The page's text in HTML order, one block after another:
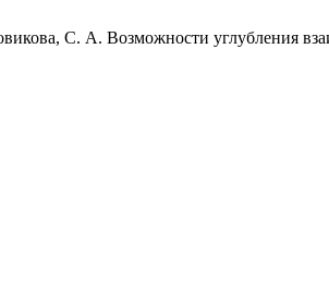
С. А. Возможности углубления